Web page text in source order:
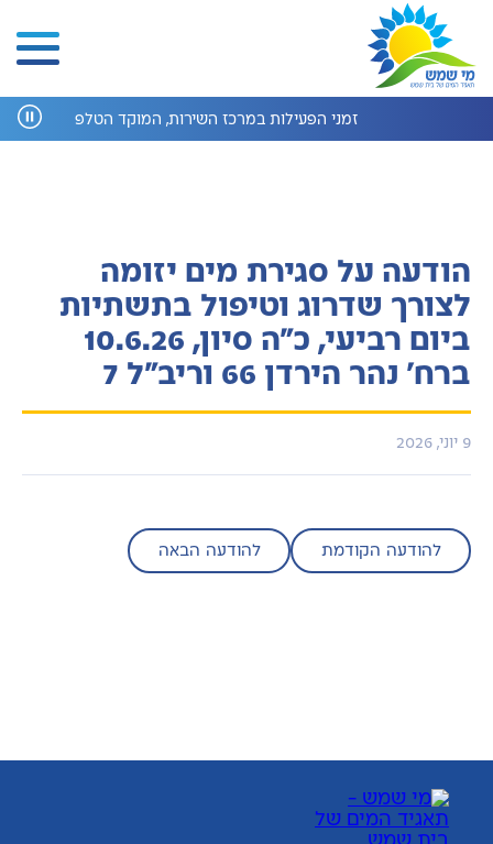
זמני הפעילות במרכז השירות, המוקד הטלפוני
הודעה על סגירת מים יזומה
לצורך שדרוג וטיפול בתשתיות
ביום רביעי, כ"ה סיון, 10.6.26
ברח' נהר הירדן 66 וריב"ל 7
9 יוני, 2026
להודעה הקודמת להודעה הבאה
העוזר הדיגיטלי